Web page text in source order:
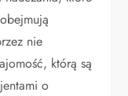
nie
którą są
o